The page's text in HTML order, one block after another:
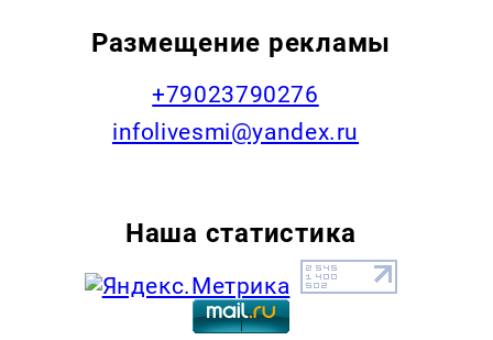
Размещение рекламы
+79023790276
infolivesmi@yandex.ru
Наша статистика